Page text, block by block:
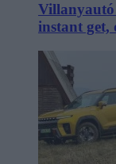
Villanyautó
instant